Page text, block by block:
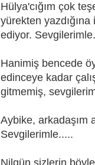
Hülya'cığım çok
yürekten
ediyor.
Hanimiş bencede
edinceye kadar
gitmemiş,
Aybike, arkadaşım
Sevgilerimle.....